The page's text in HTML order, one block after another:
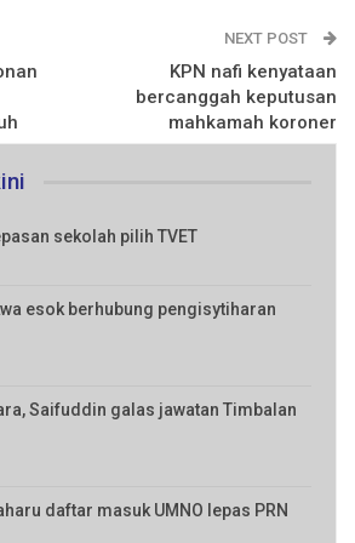
NEXT POST
KPN nafi kenyataan
bercanggah keputusan
mahkamah koroner
sekolah pilih TVET
esok berhubung pengisytiharan
Saifuddin galas jawatan Timbalan
daftar masuk UMNO lepas PRN